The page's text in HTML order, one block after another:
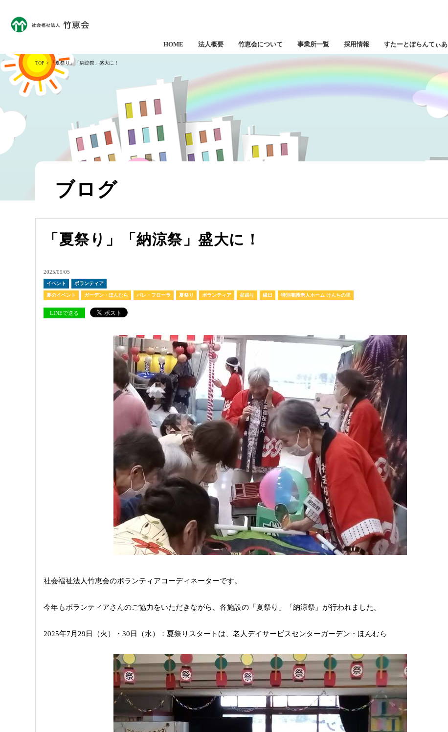
HOME 法人概要 竹恵会について 事業所一覧 採用情報 すたーとぼらんてぃあ
TOP > 「夏祭り」「納涼祭」盛大に！
ブログ
「夏祭り」「納涼祭」盛大に！
2025/09/05
イベント ボランティア
夏のイベント ガーデン・ほんむら パレ・フローラ 夏祭り ボランティア 盆踊り 縁日 特別養護老人ホーム けんちの里
LINEで送る
社会福祉法人竹恵会のボランティアコーディネーターです。
今年もボランティアさんのご協力をいただきながら、各施設の「夏祭り」「納涼祭」が行われました。
2025年7月29日（火）・30日（水）：夏祭りスタートは、老人デイサービスセンターガーデン・ほんむら